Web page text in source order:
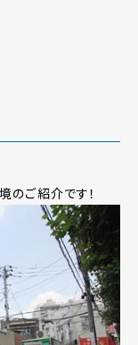
のご紹介です！